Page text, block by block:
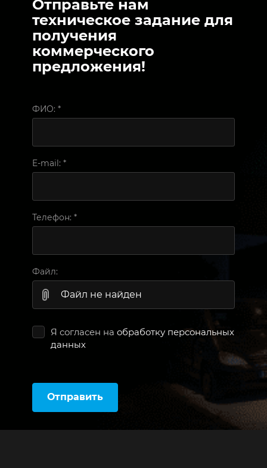
Отправьте нам
техническое задание для
получения
коммерческого
предложения!
ФИО: *
E-mail: *
Телефон: *
Файл:
Файл не найден
Я согласен на обработку персональных
данных
Отправить